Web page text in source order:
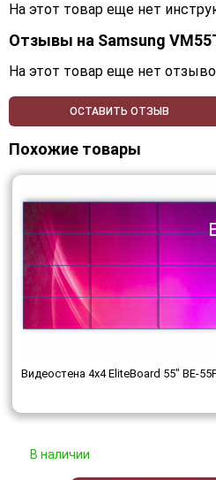
На этот товар еще нет
Отзывы на Samsung
На этот товар еще нет
ОСТАВИТЬ ОТЗЫВ
Похожие товары
Видеостена 4x4 EliteBoard 55" BE-
В наличии